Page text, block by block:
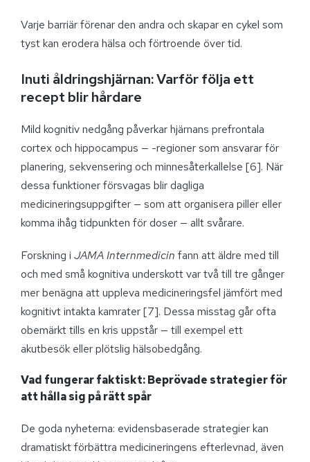
Varje barriär förenar den andra och skapar en cykel som
tyst kan erodera hälsa och förtroende över tid.
Inuti åldringshjärnan: Varför följa ett
recept blir hårdare
Mild kognitiv nedgång påverkar hjärnans prefrontala
cortex och hippocampus — -regioner som ansvarar för
planering, sekvensering och minnesåterkallelse [6]. När
dessa funktioner försvagas blir dagliga
medicineringsuppgifter — som att organisera piller eller
komma ihåg tidpunkten för doser — allt svårare.
Forskning i JAMA Internmedicin fann att äldre med till
och med små kognitiva underskott var två till tre gånger
mer benägna att uppleva medicineringsfel jämfört med
kognitivt intakta kamrater [7]. Dessa misstag går ofta
obemärkt tills en kris uppstår — till exempel ett
akutbesök eller plötslig hälsobedgång.
Vad fungerar faktiskt: Beprövade strategier för
att hålla sig på rätt spår
De goda nyheterna: evidensbaserade strategier kan
dramatiskt förbättra medicineringens efterlevnad, även